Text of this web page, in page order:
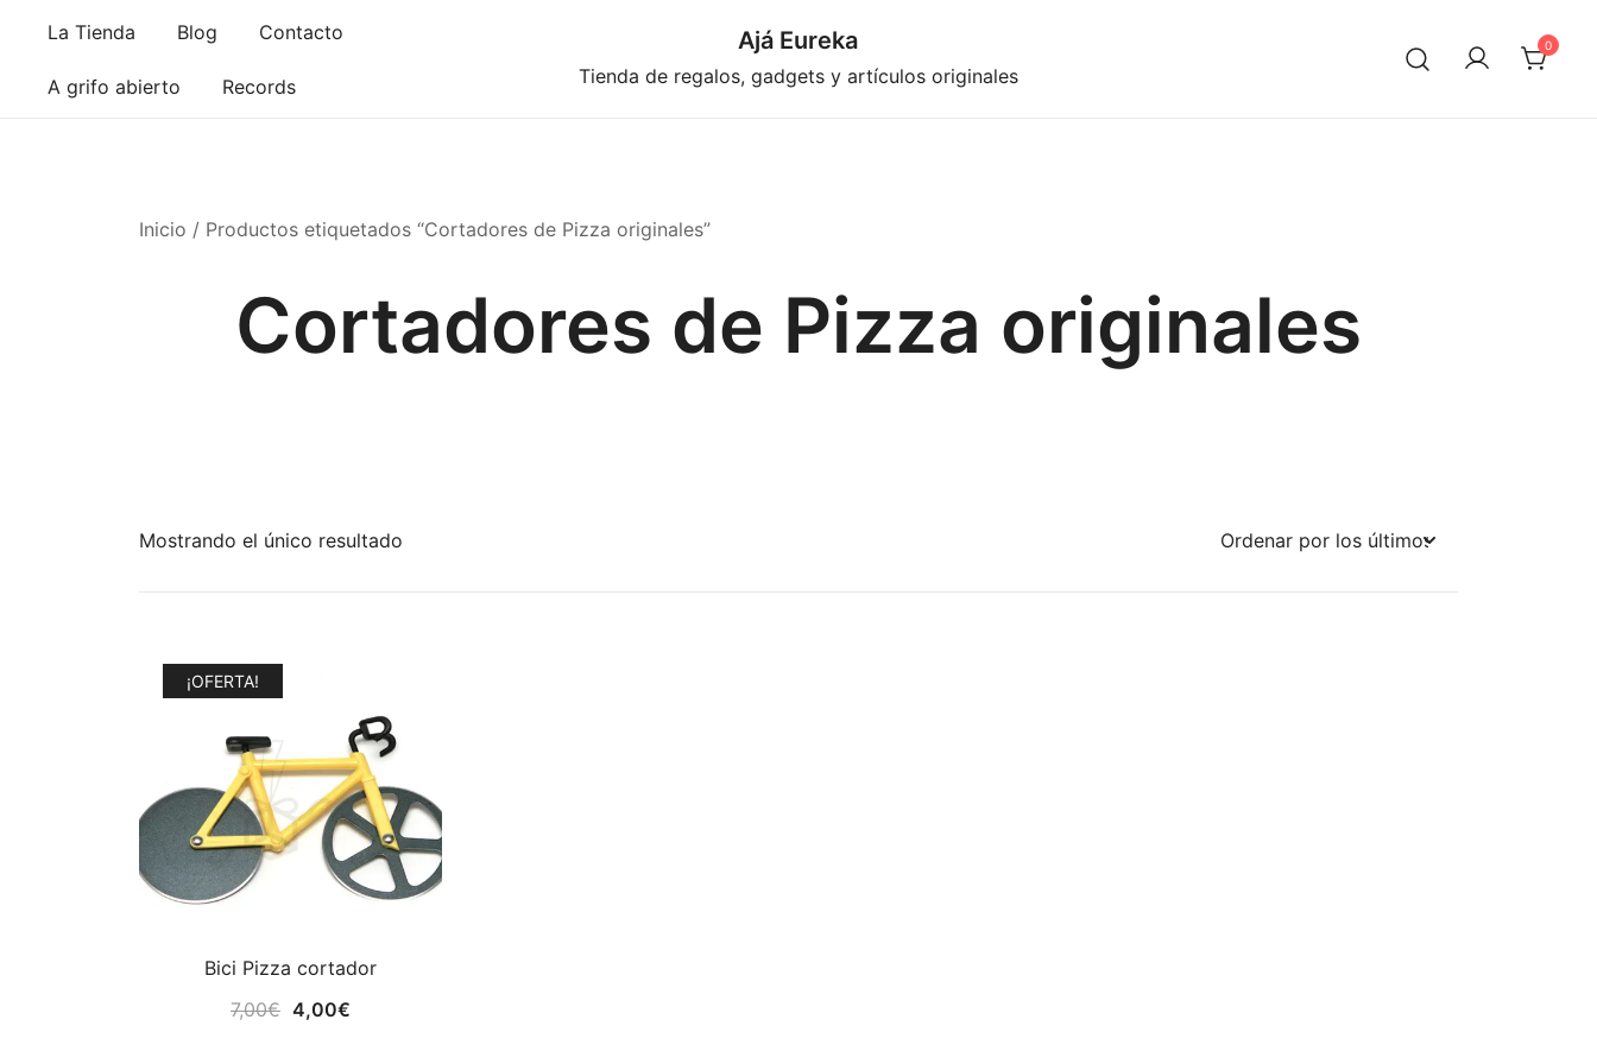
contenido
La Tienda Blog Contacto
A grifo abierto Records
Ajá Eureka
Tienda de regalos, gadgets y artículos originales
0
Inicio / Productos etiquetados “Cortadores de Pizza originales”
Cortadores de Pizza originales
Mostrando el único resultado
¡OFERTA!
Bici Pizza cortador
7,00€ El
4,00€